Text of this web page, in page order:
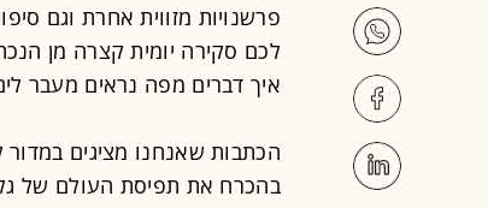
פרשנויות מזווית אחרת וגם
לכם סקירה יומית קצרה מן
איך דברים מפה נראים מעבר
הכתבות שאנחנו מציגים במדור
בהכרח את תפיסת העולם של